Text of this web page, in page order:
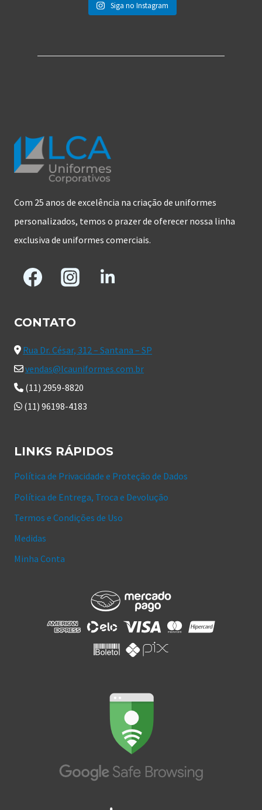
Siga no Instagram
Com 25 anos de excelência na criação de uniformes
personalizados, temos o prazer de oferecer nossa linha
exclusiva de uniformes comerciais.
CONTATO
Rua Dr. César, 312 – Santana – SP
vendas@lcauniformes.com.br
(11) 2959-8820
(11) 96198-4183
LINKS RÁPIDOS
Política de Privacidade e Proteção de Dados
Política de Entrega, Troca e Devolução
Termos e Condições de Uso
Medidas
Minha Conta